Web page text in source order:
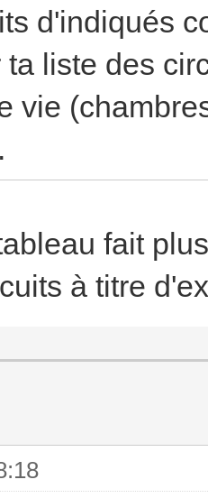
d'indiqués
ta liste des
vie
fait
à titre